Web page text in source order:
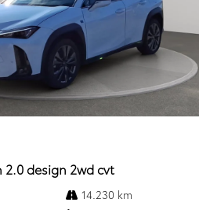
2.0 design 2wd cvt
14.230 km